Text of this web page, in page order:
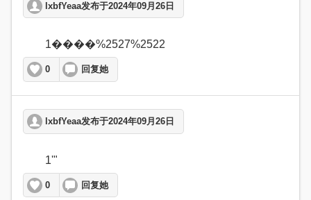
lxbfYeaa发布于2024年09月26日
	1����%2527%2522
0 回复她
lxbfYeaa发布于2024年09月26日
	1'"
0 回复她